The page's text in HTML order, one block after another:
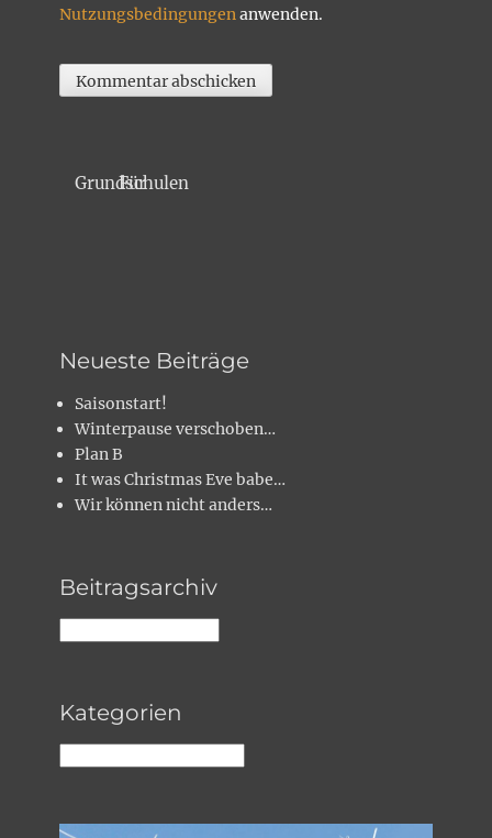
Nutzungsbedingungenanwenden.
Für Grundschulen
Neueste Beiträge
Saisonstart!
Winterpause verschoben…
Plan B
It was Christmas Eve babe…
Wir können nicht anders…
Beitragsarchiv
Kategorien